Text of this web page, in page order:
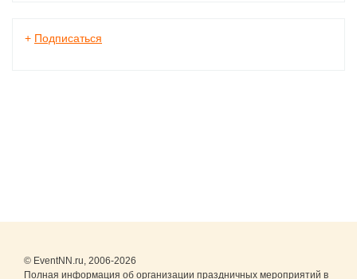
+ Подписаться
© EventNN.ru, 2006-2026
Полная информация об организации праздничных мероприятий в